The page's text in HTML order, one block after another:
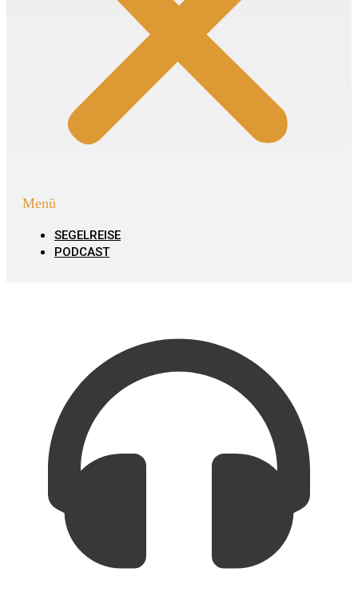
Menü
SEGELREISE
PODCAST